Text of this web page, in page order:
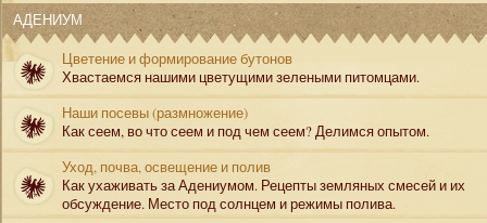
АДЕНИУМ
Цветение и формирование бутонов
Хвастаемся нашими цветущими зелеными питомцами.
Наши посевы (размножение)
Как сеем, во что сеем и под чем сеем? Делимся опытом.
Уход, почва, освещение и полив
Как ухаживать за Адениумом. Рецепты земляных смесей и их
обсуждение. Место под солнцем и режимы полива.